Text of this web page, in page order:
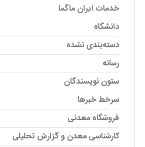
خدمات ایران ماگما
دانشگاه
دسته‌بندی نشده
رسانه
ستون نویسندگان
سرخط خبرها
فروشگاه معدنی
کارشناسی معدن و گزارش تحلیلی